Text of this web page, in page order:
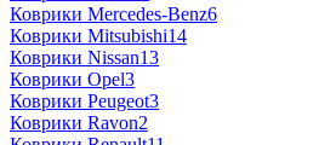
Коврики Mercedes-Benz6
Коврики Mitsubishi14
Коврики Nissan13
Коврики Opel3
Коврики Peugeot3
Коврики Ravon2